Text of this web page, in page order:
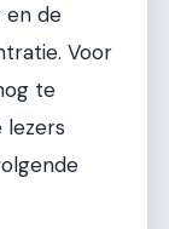
en de
Voor
te
lezers